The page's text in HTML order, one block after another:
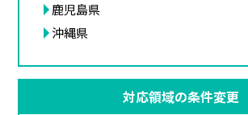
鹿児島県
沖縄県
対応領域の条件変更